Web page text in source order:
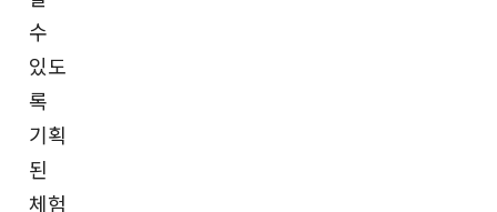
수
있도
록
기획
된
체험